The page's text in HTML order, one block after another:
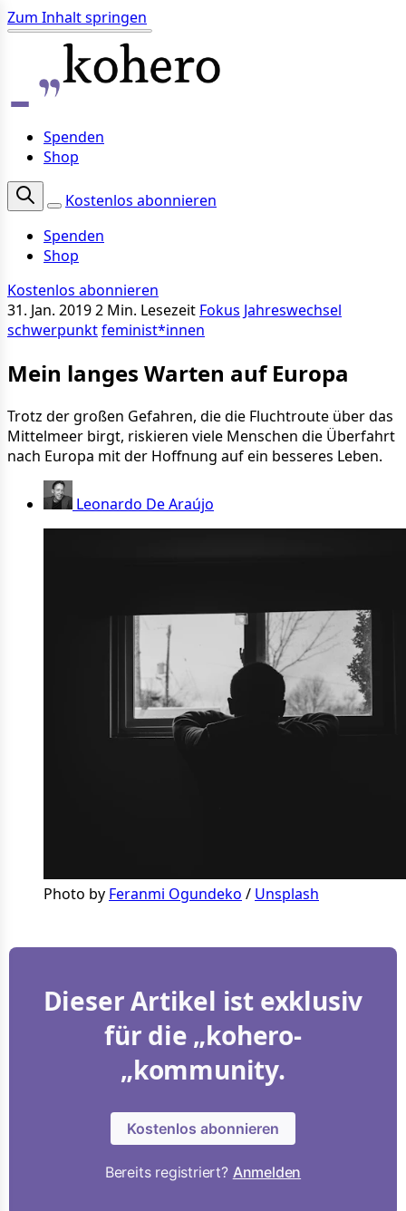
Zum Inhalt springen
Spenden
Shop
Kostenlos abonnieren
Spenden
Shop
Kostenlos abonnieren
31. Jan. 20192 Min. Lesezeit Fokus Jahreswechsel
schwerpunktfeminist*innen
Mein langes Warten auf Europa
Trotz der großen Gefahren, die die Fluchtroute über das
Mittelmeer birgt, riskieren viele Menschen die Überfahrt
nach Europa mit der Hoffnung auf ein besseres Leben.
Leonardo De Araújo
Photo by Feranmi Ogundeko / Unsplash
Dieser Artikel ist exklusiv
für die „kohero-
„kommunity.
Kostenlos abonnieren
Bereits registriert? Anmelden